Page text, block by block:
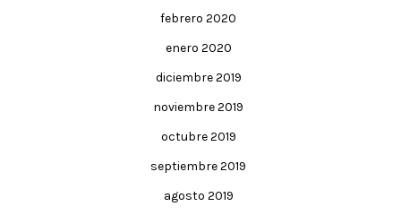
febrero 2020
enero 2020
diciembre 2019
noviembre 2019
octubre 2019
septiembre 2019
agosto 2019